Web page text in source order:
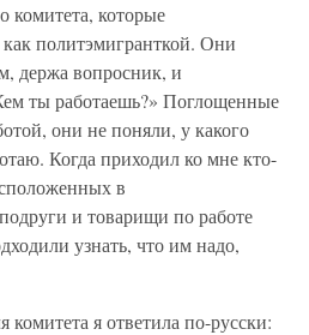
комитета, которые
политэмигранткой. Они
держа вопросник, и
ты работаешь?» Поглощенные
они не поняли, у какого
Когда приходил ко мне кто-
в
и товарищи по работе
узнать, что им надо,
комитета я ответила по-русски: